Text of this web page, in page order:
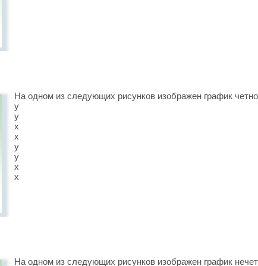
На одном из следующих рисунков изображен график
у
у
х
х
у
у
х
х
На одном из следующих рисунков изображен график